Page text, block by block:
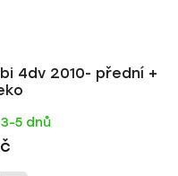
4dv 2010- přední +
5 dnů